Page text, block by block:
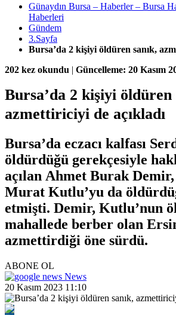
Günaydın Bursa – Haberler – Bursa
Haberleri
Gündem
3.Sayfa
Bursa’da 2 kişiyi öldüren sanık,
202 kez okundu | Güncelleme: 20 Kasım
Bursa’da 2 kişiyi öldüren
azmettiriciyi de açıkladı
Bursa’da eczacı kalfası
öldürdüğü gerekçesiyle
açılan Ahmet Burak Demir,
Murat Kutlu’yu da
etmişti. Demir, Kutlu’nun
mahallede berber olan
azmettirdiği öne sürdü.
ABONE OL
News
20 Kasım 2023 11:10